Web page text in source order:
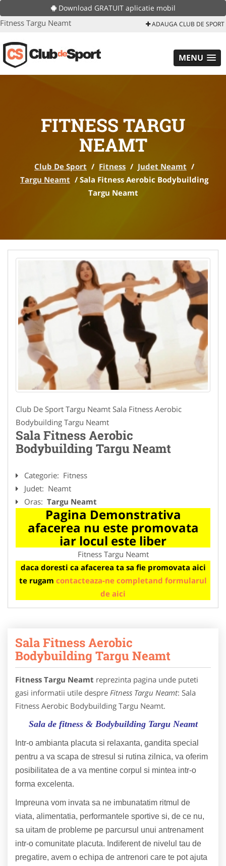
Download GRATUIT aplicatie mobil
Fitness Targu Neamt ADAUGA CLUB DE SPORT
MENU
FITNESS TARGU
NEAMT
Club De Sport / Fitness / Judet Neamt /
Targu Neamt / Sala Fitness Aerobic Bodybuilding
Targu Neamt
Club De Sport Targu Neamt Sala Fitness Aerobic
Bodybuilding Targu Neamt
Sala Fitness Aerobic
Bodybuilding Targu Neamt
Categorie: Fitness
Judet: Neamt
Oras: Targu Neamt
Pagina Demonstrativa
afacerea nu este promovata
iar locul este liber
Fitness Targu Neamt
daca doresti ca afacerea ta sa fie promovata aici
te rugam contacteaza-ne completand formularul
de aici
Sala Fitness Aerobic
Bodybuilding Targu Neamt
Fitness Targu Neamt reprezinta pagina unde puteti
gasi informatii utile despre Fitness Targu Neamt: Sala
Fitness Aerobic Bodybuilding Targu Neamt.
Sala de fitness & Bodybuilding Targu Neamt
Intr-o ambianta placuta si relaxanta, gandita special
pentru a va scapa de stresul si rutina zilnica, va oferim
posibilitatea de a va mentine corpul si mintea intr-o
forma excelenta.
Impreuna vom invata sa ne imbunatatim ritmul de
viata, alimentatia, performantele sportive si, de ce nu,
sa uitam de probleme pe parcursul unui antrenament
intr-o comunitate placuta. Indiferent de nivelul tau de
pregatire, avem o echipa de antrenori care te pot ajuta